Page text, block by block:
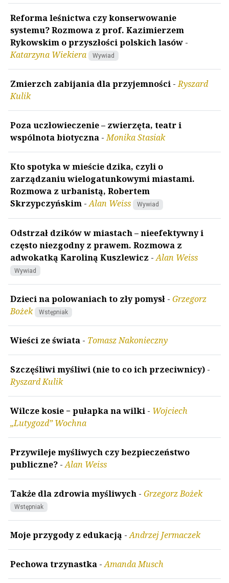
Reforma leśnictwa czy konserwowanie
systemu? Rozmowa z prof. Kazimierzem
Rykowskim o przyszłości polskich lasów -
Katarzyna Wiekiera
Wywiad
Zmierzch zabijania dla przyjemności -Ryszard
Kulik
Poza uczłowieczenie – zwierzęta, teatr i
wspólnota biotyczna -Monika Stasiak
Kto spotyka w mieście dzika, czyli o
zarządzaniu wielogatunkowymi miastami.
Rozmowa z urbanistą, Robertem
Skrzypczyńskim -Alan Weiss Wywiad
Odstrzał dzików w miastach – nieefektywny i
często niezgodny z prawem. Rozmowa z
adwokatką Karoliną Kuszlewicz -Alan Weiss
Wywiad
Dzieci na polowaniach to zły pomysł - Grzegorz
Bożek
Wstępniak
Wieści ze świata - Tomasz Nakonieczny
Szczęśliwi myśliwi (nie to co ich przeciwnicy) -
Ryszard Kulik
Wilcze kosie − pułapka na wilki - Wojciech
„Lutygozd” Wochna
Przywileje myśliwych czy bezpieczeństwo
publiczne? -Alan Weiss
Także dla zdrowia myśliwych - Grzegorz Bożek
Wstępniak
Moje przygody z edukacją -Andrzej Jermaczek
Pechowa trzynastka -Amanda Musch